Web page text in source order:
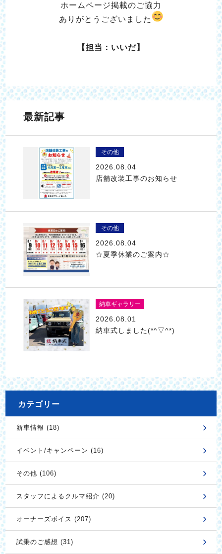
ホームページ掲載のご協力
ありがとうございました
【担当：いいだ】
最新記事
その他
2026.08.04
店舗改装工事のお知らせ
その他
2026.08.04
☆夏季休業のご案内☆
納車ギャラリー
2026.08.01
納車式しました(*^▽^*)
カテゴリー
新車情報 (18)
イベント/キャンペーン (16)
その他 (106)
スタッフによるクルマ紹介 (20)
オーナーズボイス (207)
試乗のご感想 (31)